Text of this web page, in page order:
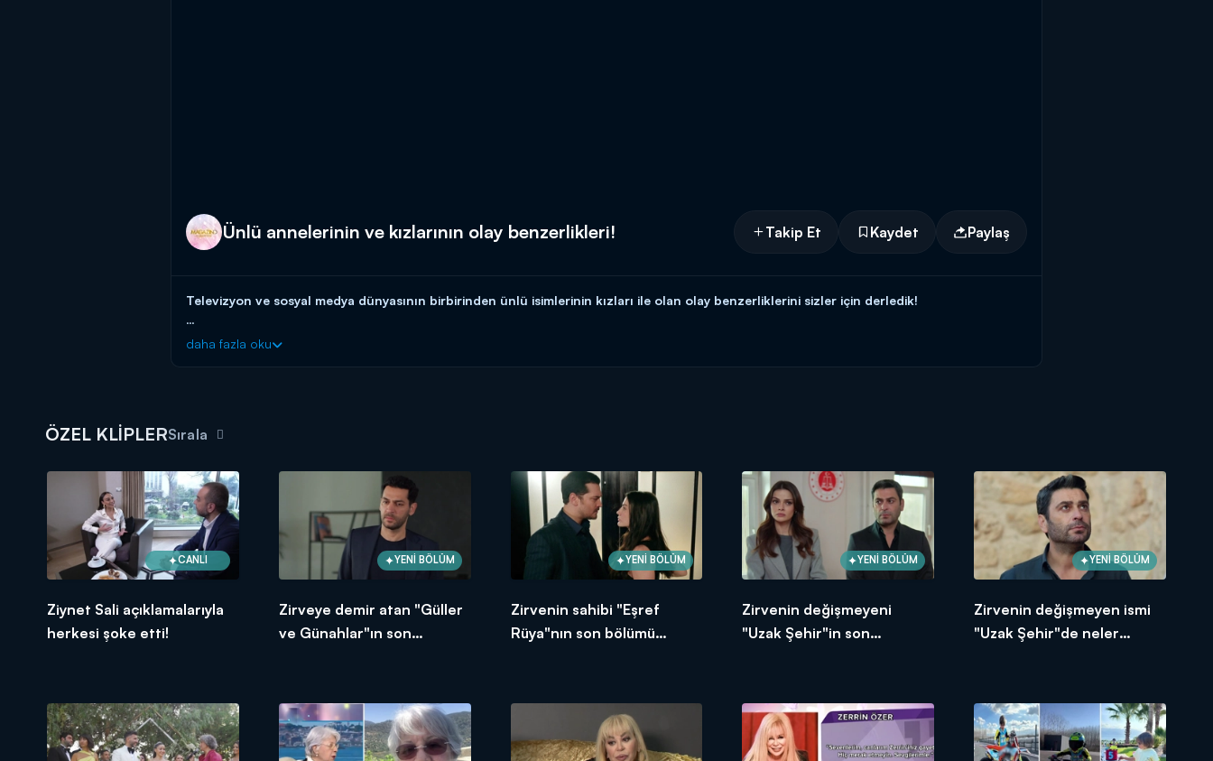
Ünlü annelerinin ve kızlarının olay benzerlikleri! Takip Et Kaydet Paylaş
Televizyon ve sosyal medya dünyasının birbirinden ünlü isimlerinin kızları ile olan olay benzerliklerini sizler için derledik!
Haftanın magazin olayları, bomba dedikoduları ve özel haberleriyle Magazin D Cumartesi, Kanal D'de!
daha fazla oku
ÖZEL KLİPLERSırala
CANLI
Ziynet Sali açıklamalarıyla
herkesi şoke etti!
YENİ BÖLÜM
Zirveye demir atan "Güller
ve Günahlar"ın son
YENİ BÖLÜM
Zirvenin sahibi "Eşref
Rüya"nın son bölümü
YENİ BÖLÜM
Zirvenin değişmeyeni
"Uzak Şehir"in son
YENİ BÖLÜM
Zirvenin değişmeyen ismi
"Uzak Şehir"de neler